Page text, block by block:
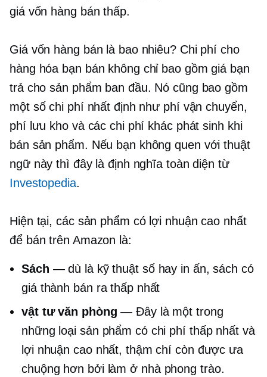
giá vốn hàng bán thấp.
Giá vốn hàng bán là bao nhiêu? Chi phí cho
hàng hóa bạn bán không chỉ bao gồm giá bạn
trả cho sản phẩm ban đầu. Nó cũng bao gồm
một số chi phí nhất định như phí vận chuyển,
phí lưu kho và các chi phí khác phát sinh khi
bán sản phẩm. Nếu bạn không quen với thuật
ngữ này thì đây là định nghĩa toàn diện từ
Investopedia.
Hiện tại, các sản phẩm có lợi nhuận cao nhất
để bán trên Amazon là:
Sách — dù là kỹ thuật số hay in ấn, sách có
giá thành bán ra thấp nhất
vật tư văn phòng — Đây là một trong
những loại sản phẩm có chi phí thấp nhất và
lợi nhuận cao nhất, thậm chí còn được ưa
chuộng hơn bởi làm ở nhàphong trào.